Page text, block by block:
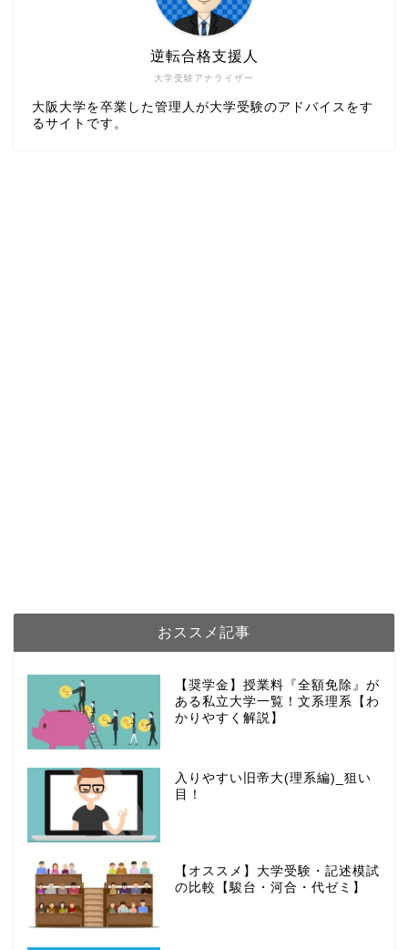
大学受験アナライザー
逆転合格支援人
大阪大学を卒業した管理人が大学受験のアドバイスをす
るサイトです。
おススメ記事
【奨学金】授業料『全額免除』が
ある私立大学一覧！文系理系【わ
かりやすく解説】
入りやすい旧帝大(理系編)_狙い
目！
【オススメ】大学受験・記述模試
の比較【駿台・河合・代ゼミ】